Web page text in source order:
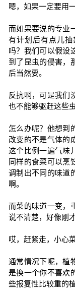
嗯，如果一定要用
而如果要说的专业
有计划后有点儿
吗？我们可以假设
到了昆虫的侵害，
后当然要。
反抗啊，可是我们
也不能够驱赶这些虫
怎么办呢？他想到
改变的不是气体的
这个比例一遍气味
同样的食菜可以烹
调制出不同的味道
啊。
而菜的味道一变，
说不清楚，好像刚
哎，赶紧走，小心
通常情况下呢，植
是换一个你不喜欢
些报复性比较重的